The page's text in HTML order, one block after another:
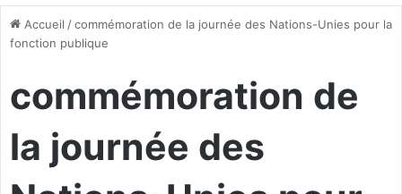
Accueil /commémoration de la journée des Nations-Unies pour la
fonction publique
commémoration de
la journée des